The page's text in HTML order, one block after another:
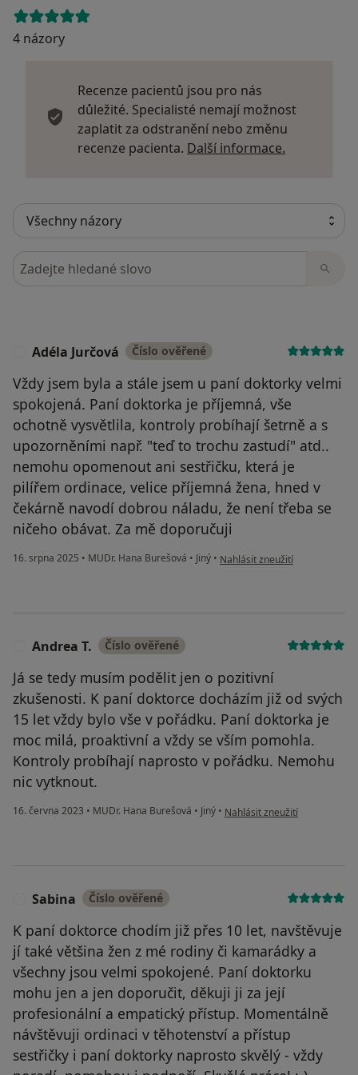
4 názory
Recenze pacientů jsou pro nás
důležité. Specialisté nemají možnost
zaplatit za odstranění nebo změnu
recenze pacienta. Další informace.
Hledejte v názorech
Adéla Jurčová Číslo ověřené
Vždy jsem byla a stále jsem u paní doktorky velmi
spokojená. Paní doktorka je příjemná, vše
ochotně vysvětlila, kontroly probíhají šetrně a s
upozorněními např. "teď to trochu zastudí" atd..
nemohu opomenout ani sestřičku, která je
pilířem ordinace, velice příjemná žena, hned v
čekárně navodí dobrou náladu, že není třeba se
ničeho obávat. Za mě doporučuji
16. srpna 2025 • MUDr. Hana Burešová • Jiný • podle názoru uživatele Adéla
Nahlásit zneužití
Andrea T. Číslo ověřené
Já se tedy musím podělit jen o pozitivní
zkušenosti. K paní doktorce docházím již od svých
15 let vždy bylo vše v pořádku. Paní doktorka je
moc milá, proaktivní a vždy se vším pomohla.
Kontroly probíhají naprosto v pořádku. Nemohu
nic vytknout.
16. června 2023 • MUDr. Hana Burešová • Jiný • podle názoru uživatele
Nahlásit zneužití
Sabina Číslo ověřené
K paní doktorce chodím již přes 10 let, navštěvuje
jí také většina žen z mé rodiny či kamarádky a
všechny jsou velmi spokojené. Paní doktorku
mohu jen a jen doporučit, děkuji ji za její
profesionální a empatický přístup. Momentálně
návštěvuji ordinaci v těhotenství a přístup
sestřičky i paní doktorky naprosto skvělý - vždy